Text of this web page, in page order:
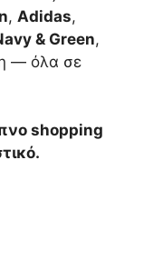
, Adidas,
& Green,
— όλα σε
shopping